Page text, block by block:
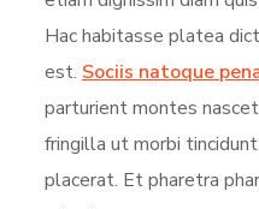
Hac habitasse platea
est. Sociis natoque
parturient montes
fringilla ut morbi
placerat. Et pharetra